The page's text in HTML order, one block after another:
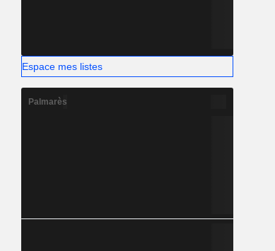
Espace mes listes
Palmarès